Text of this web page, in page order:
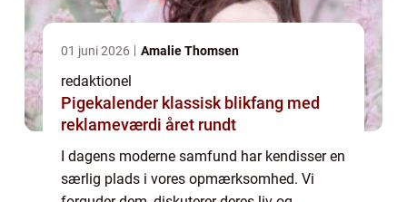
01 juni 2026 Amalie Thomsen
redaktionel
Pigekalender klassisk blikfang med
reklameværdi året rundt
I dagens moderne samfund har kendisser en
særlig plads i vores opmærksomhed. Vi